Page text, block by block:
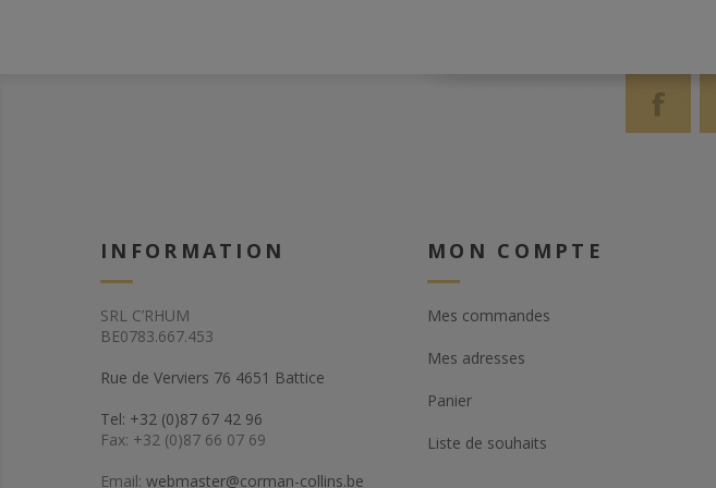
INFORMATION
SRL C’RHUM
BE0783.667.453
Rue de Verviers 76 4651 Battice
Tel: +32 (0)87 67 42 96
Fax: +32 (0)87 66 07 69
Email: webmaster@corman-collins.be
MON COMPTE
Mes commandes
Mes adresses
Panier
Liste de souhaits